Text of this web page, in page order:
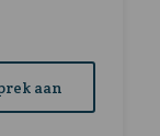
aan